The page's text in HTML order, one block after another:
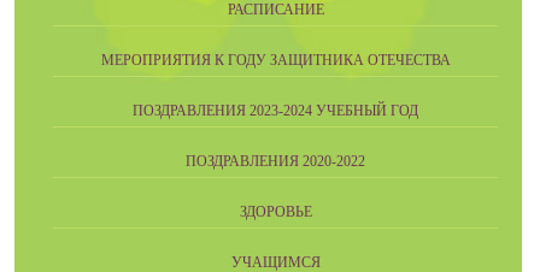
РАСПИСАНИЕ
МЕРОПРИЯТИЯ К ГОДУ ЗАЩИТНИКА ОТЕЧЕСТВА
ПОЗДРАВЛЕНИЯ 2023-2024 УЧЕБНЫЙ ГОД
ПОЗДРАВЛЕНИЯ 2020-2022
ЗДОРОВЬЕ
УЧАЩИМСЯ